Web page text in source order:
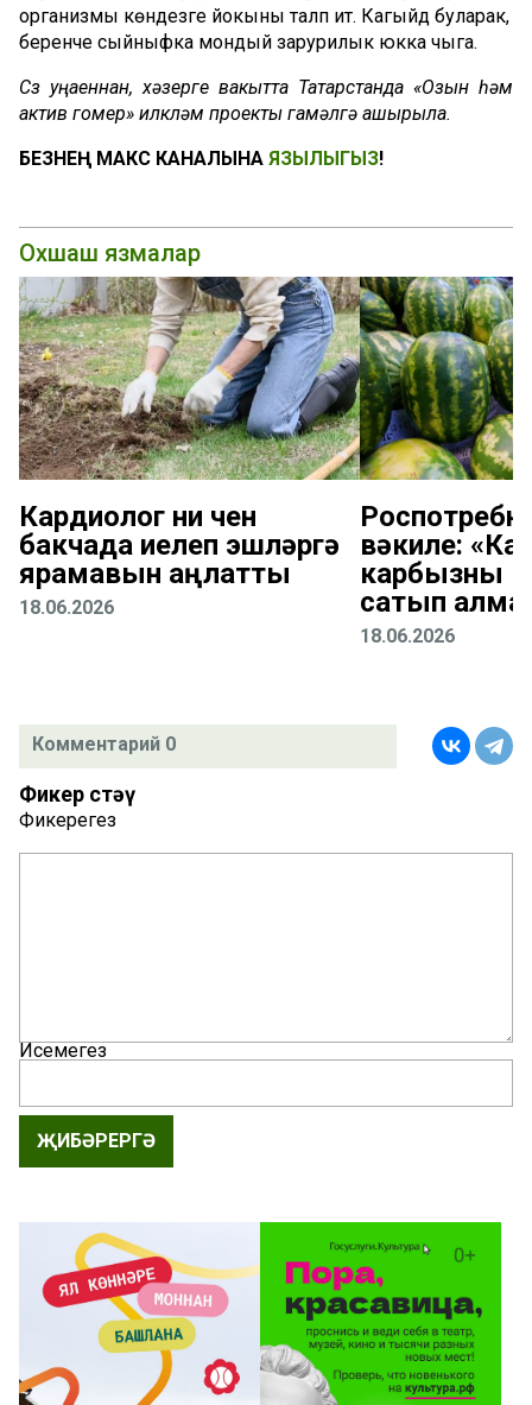
организмы көндезге йокыны таләп итә. Кагыйдә буларак,
беренче сыйныфка мондый зарурилык юкка чыга.
Сүз уңаеннан, хәзерге вакытта Татарстанда «Озын һәм
актив гомер» илкүләм проекты гамәлгә ашырыла.
БЕЗНЕҢ МАКС КАНАЛЫНА ЯЗЫЛЫГЫЗ!
Охшаш язмалар
Кардиолог ни өчен
бакчада иелеп эшләргә
ярамавын аңлатты
18.06.2026
вәкиле:
карбызны
сатып
18.06.2026
Комментарий 0
Фикер өстәү
Фикерегез
Исемегез
ҖИБӘРЕРГӘ